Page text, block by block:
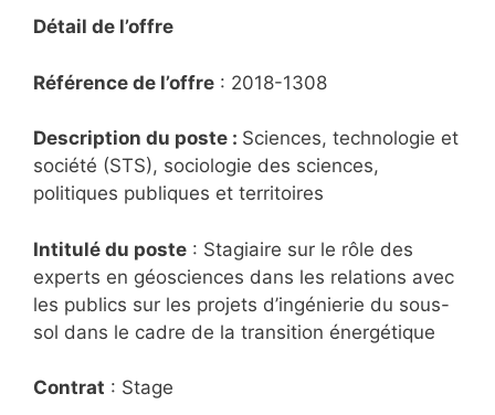
Détail de l’offre
Référence de l’offre : 2018-1308
Description du poste : Sciences, technologie et
société (STS), sociologie des sciences,
politiques publiques et territoires
Intitulé du poste : Stagiaire sur le rôle des
experts en géosciences dans les relations avec
les publics sur les projets d’ingénierie du sous-
sol dans le cadre de la transition énergétique
Contrat : Stage